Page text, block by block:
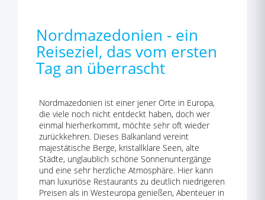
Nordmazedonien - ein
Reiseziel, das vom ersten
Tag an überrascht
Nordmazedonien ist einer jener Orte in Europa,
die viele noch nicht entdeckt haben, doch wer
einmal hierherkommt, möchte sehr oft wieder
zurückkehren. Dieses Balkanland vereint
majestätische Berge, kristallklare Seen, alte
Städte, unglaublich schöne Sonnenuntergänge
und eine sehr herzliche Atmosphäre. Hier kann
man luxuriöse Restaurants zu deutlich niedrigeren
Preisen als in Westeuropa genießen, Abenteuer in